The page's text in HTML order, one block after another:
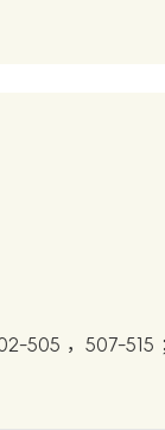
505 ，507-515